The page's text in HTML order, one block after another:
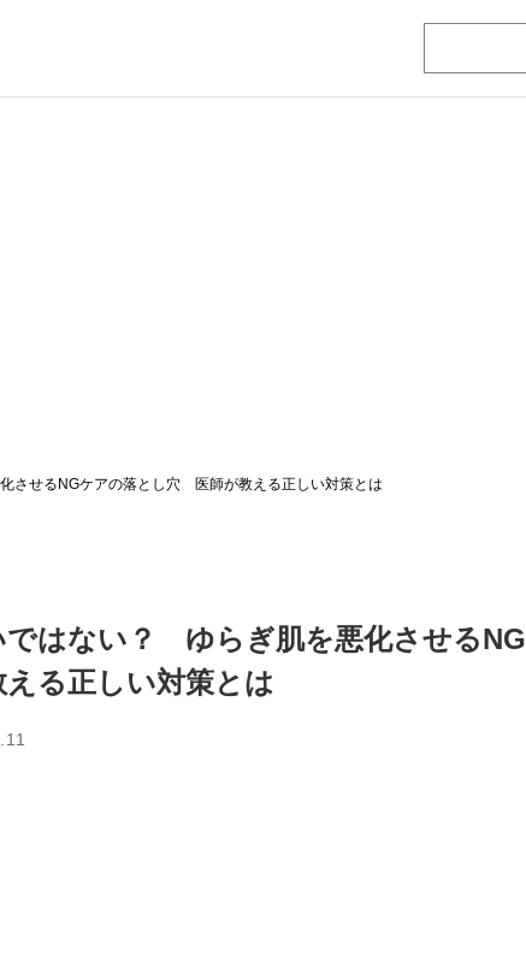
させるNGケアの落とし穴 医師が教える正しい対策とは
ではない？ ゆらぎ肌を悪化させるNG
る正しい対策とは